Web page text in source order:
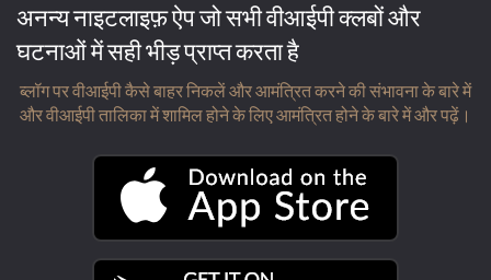
अनन्य नाइटलाइफ़ ऐप जो सभी वीआईपी क्लबों और
घटनाओं में सही भीड़ प्राप्त करता है
ब्लॉग पर वीआईपी कैसे बाहर निकलें और आमंत्रित करने की संभावना के बारे में
और वीआईपी तालिका में शामिल होने के लिए आमंत्रित होने के बारे में और पढ़ें।